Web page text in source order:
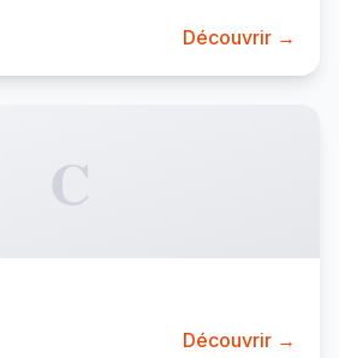
Découvrir →
C
Découvrir →